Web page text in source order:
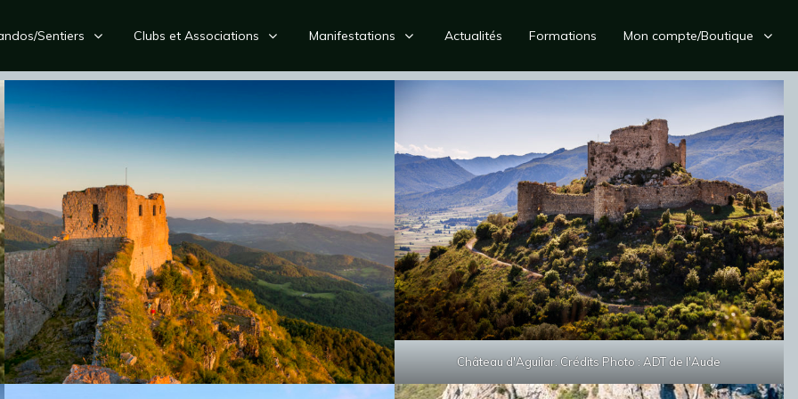
Sentiers Clubs et Associations Manifestations Actualités Formations Mon compte/Boutique
Château d'Aguilar. Crédits Photo : ADT de l'Aude